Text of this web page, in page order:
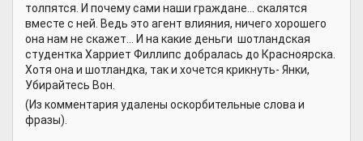
толпятся. И почему сами наши граждане... скалятся
вместе с ней. Ведь это агент влияния, ничего хорошего
она нам не скажет... И на какие деньги шотландская
студентка Харриет Филлипс добралась до Красноярска.
Хотя она и шотландка, так и хочется крикнуть- Янки,
Убирайтесь Вон.
(Из комментария удалены оскорбительные слова и
фразы).